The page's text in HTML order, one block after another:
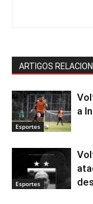
ARTIGOS
Esportes
a
Esportes